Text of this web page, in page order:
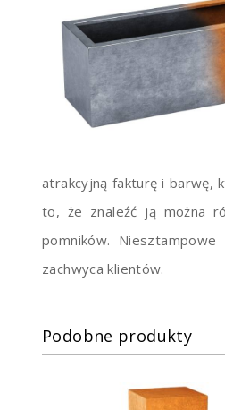
atrakcyjną fakturę i barwę,
to, że znaleźć ją można
pomników.
zachwyca klientów.
Podobne produkty